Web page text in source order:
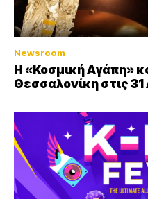
Newsroom
Η «Κοσμική Αγάπη»
Θεσσαλονίκη στις